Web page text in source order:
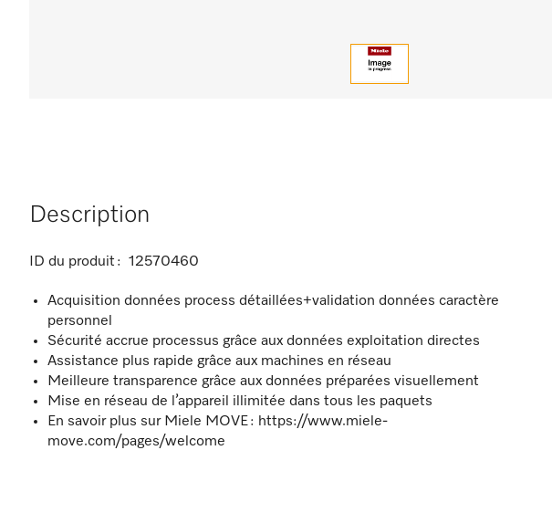
Description
ID du produit : 12570460
Acquisition données process détaillées+validation données caractère
personnel
Sécurité accrue processus grâce aux données exploitation directes
Assistance plus rapide grâce aux machines en réseau
Meilleure transparence grâce aux données préparées visuellement
Mise en réseau de l’appareil illimitée dans tous les paquets
En savoir plus sur Miele MOVE : https://www.miele-
move.com/pages/welcome